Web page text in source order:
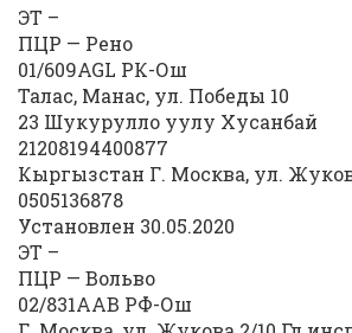
ЭТ –
ПЦР — Рено
01/609AGL РК-Ош
Талас, Манас, ул. Победы 10
23 Шукурулло уулу Хусанбай
21208194400877
Кыргызстан Г. Москва, ул.
0505136878
Установлен 30.05.2020
ЭТ –
ПЦР — Вольво
02/831ААВ РФ-Ош